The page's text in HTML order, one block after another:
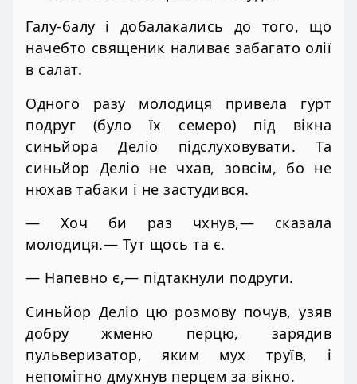
Галу-балу і добалакались до того, що
начебто священик наливає забагато олії
в салат.
Одного разу молодиця привела гурт
подруг (було їх семеро) під вікна
синьйора Деліо підслуховувати. Та
синьйор Деліо не чхав, зовсім, бо не
нюхав табаки і не застудився.
— Хоч би раз чхнув,— сказала
молодиця.— Тут щось та є.
— Напевно є,— підтакнули подруги.
Синьйор Деліо цю розмову почув, узяв
добру жменю перцю, зарядив
пульверизатор, яким мух труїв, і
непомітно дмухнув перцем за вікно.